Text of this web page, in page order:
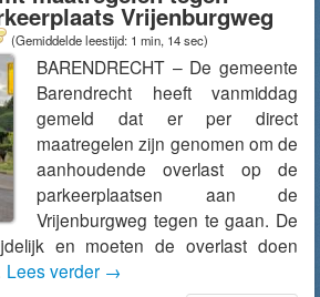
Vrijenburgweg
(Gemiddelde leestijd: 1 min, 14 sec)
BARENDRECHT – De gemeente
Barendrecht heeft vanmiddag
gemeld dat er per direct
maatregelen zijn genomen om de
aanhoudende overlast op de
parkeerplaatsen aan de
Vrijenburgweg tegen te gaan. De
en moeten de overlast doen
Lees verder →